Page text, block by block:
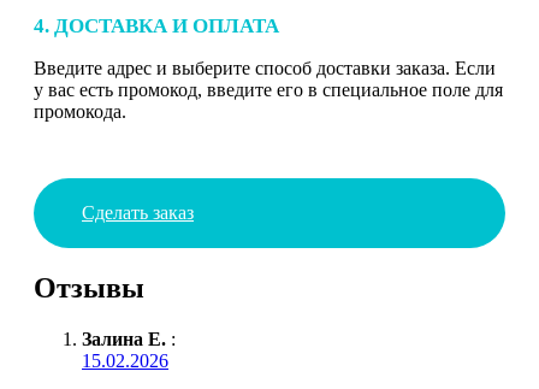
4. ДОСТАВКА И ОПЛАТА
Введите адрес и выберите способ доставки заказа. Если
у вас есть промокод, введите его в специальное поле для
промокода.
Сделать заказ
Отзывы
Залина Е. :
15.02.2026